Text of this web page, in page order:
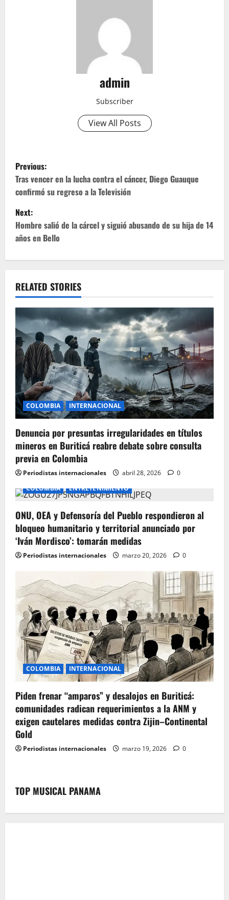
admin
Subscriber
View All Posts
P
o
s
t
n
v
i
g
a
t
i
o
n
Previous:
Tras vencer en la lucha contra el cáncer, Diego Guauque
confirmó su regreso a la Televisión
Next:
Hombre salió de la cárcel y siguió abusando de su hija de 14
años en Bello
RELATED STORIES
COLOMBIA INTERNACIONAL
Denuncia por presuntas irregularidades en títulos
mineros en Buriticá reabre debate sobre consulta
previa en Colombia
Periodistas internacionales abril 28, 2026
0
COLOMBIA
ENTRETENIMIENTO
ONU, OEA y Defensoría del Pueblo respondieron al
bloqueo humanitario y territorial anunciado por
‘Iván Mordisco’: tomarán medidas
Periodistas internacionales marzo 20, 2026 0
COLOMBIA INTERNACIONAL
Piden frenar “amparos” y desalojos en Buriticá:
comunidades radican requerimientos a la ANM y
exigen cautelares medidas contra Zijin–Continental
Gold
Periodistas internacionales marzo 19, 2026 0
TOP MUSICAL PANAMA